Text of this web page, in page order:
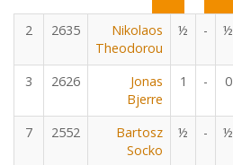
2
2635
Nikolaos
Theodorou
½ - ½
3 2626
Jonas
Bjerre
1 - 0
7 2552
Bartosz
Socko
½ - ½